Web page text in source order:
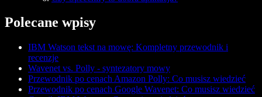
Polecane wpisy
IBM Watson tekst na mowę: Kompletny przewodnik i
recenzje
Wavenet vs. Polly - syntezatory mowy
Przewodnik po cenach Amazon Polly: Co musisz wiedzieć
Przewodnik po cenach Google Wavenet: Co musisz wiedzieć